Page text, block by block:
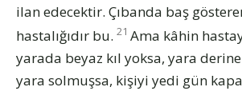
ilan edecektir. Çıbanda baş
hastalığıdır bu. 21 Ama kâhin
yarada beyaz kıl yoksa, yara
yara solmuşsa, kişiyi yedi gün